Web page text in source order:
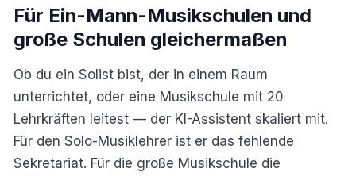
Für Ein-Mann-Musikschulen und
große Schulen gleichermaßen
Ob du ein Solist bist, der in einem Raum
unterrichtet, oder eine Musikschule mit 20
Lehrkräften leitest — der KI-Assistent skaliert mit.
Für den Solo-Musiklehrer ist er das fehlende
Sekretariat. Für die große Musikschule die